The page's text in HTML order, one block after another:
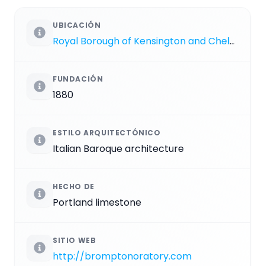
UBICACIÓN
Royal Borough of Kensington and Chelsea
FUNDACIÓN
1880
ESTILO ARQUITECTÓNICO
Italian Baroque architecture
HECHO DE
Portland limestone
SITIO WEB
http://bromptonoratory.com